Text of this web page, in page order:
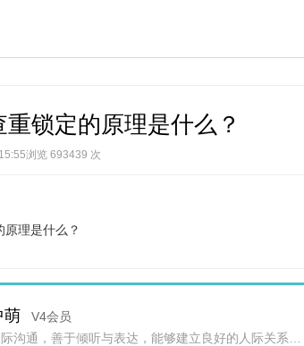
重锁定的原理是什么？
浏览 693439 次
原理是什么？
萌
V4会员
沟通，善于倾听与表达，能够建立良好的人际关系…